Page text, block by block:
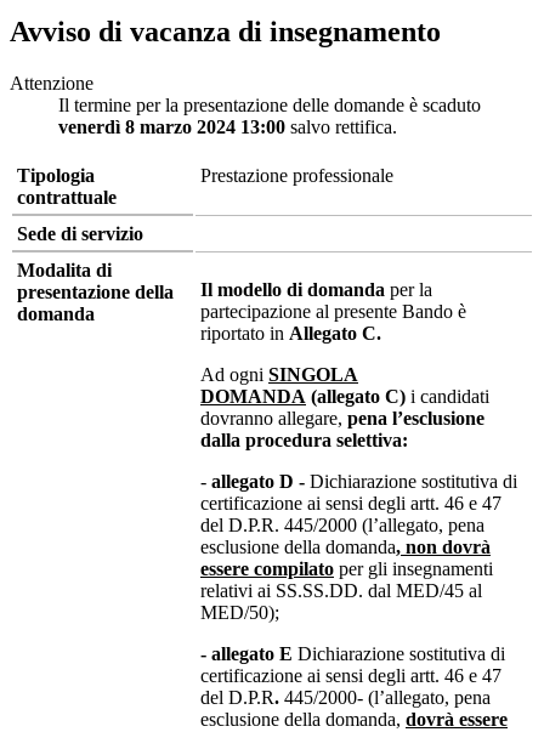
Avviso di vacanza di insegnamento
Attenzione
Il termine per la presentazione delle domande è scaduto
venerdì 8 marzo 2024 13:00 salvo rettifica.
Tipologia
contrattuale
Prestazione professionale
Sede di servizio
Modalita di
presentazione della
domanda
Il modello di domanda per la
partecipazione al presente Bando è
riportato in Allegato C.
Ad ogni SINGOLA
DOMANDA (allegato C) i candidati
dovranno allegare, pena l’esclusione
dalla procedura selettiva:
- allegato D - Dichiarazione sostitutiva di
certificazione ai sensi degli artt. 46 e 47
del D.P.R. 445/2000 (l’allegato, pena
esclusione della domanda, non dovrà
essere compilato per gli insegnamenti
relativi ai SS.SS.DD. dal MED/45 al
MED/50);
- allegato E Dichiarazione sostitutiva di
certificazione ai sensi degli artt. 46 e 47
del D.P.R. 445/2000- (l’allegato, pena
esclusione della domanda, dovrà essere